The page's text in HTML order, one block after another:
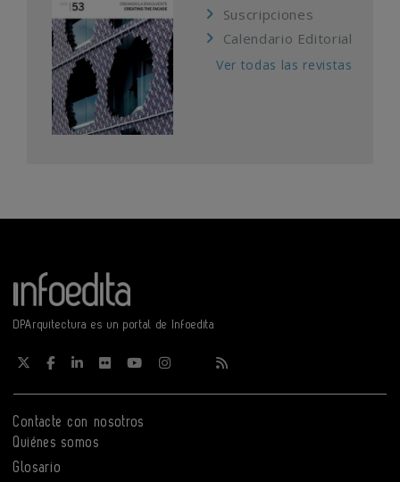
Suscripciones
Calendario Editorial
Ver todas las revistas
DPArquitectura es un portal de Infoedita
Contacte con nosotros
Quiénes somos
Glosario